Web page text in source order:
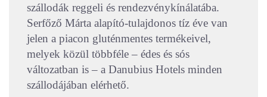
szállodák reggeli és rendezvénykínálatába.
Serfőző Márta alapító-tulajdonos tíz éve van
jelen a piacon gluténmentes termékeivel,
melyek közül többféle – édes és sós
változatban is – a Danubius Hotels minden
szállodájában elérhető.